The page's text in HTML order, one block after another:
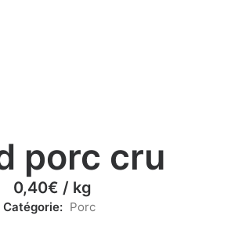
porc cru
0,40€ / kg
Catégorie: Porc